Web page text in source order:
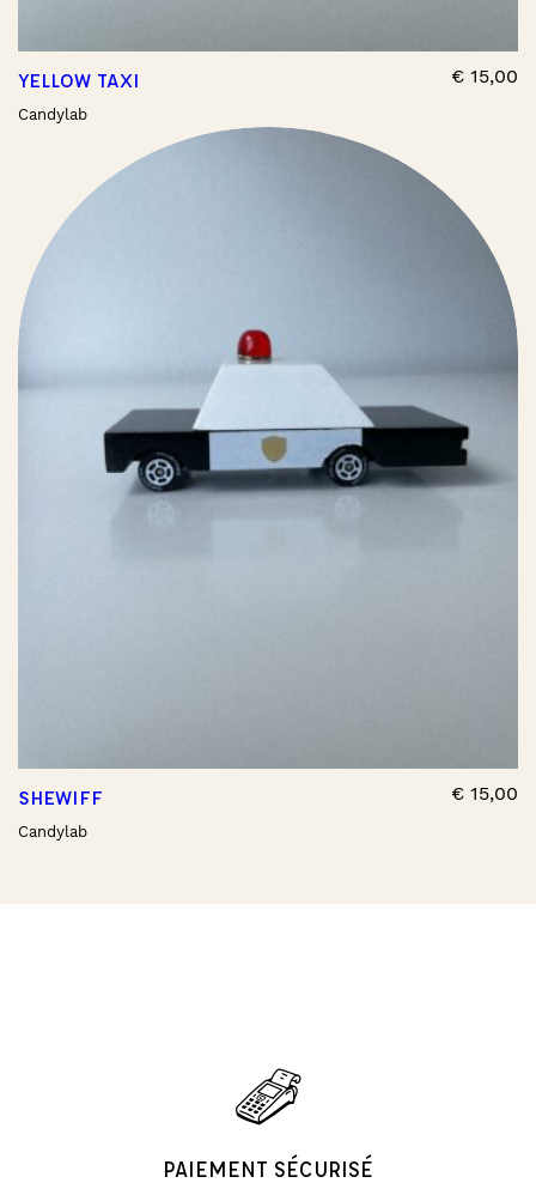
YELLOW TAXI
Candylab
€ 15,00
SHEWIFF
Candylab
€ 15,00
PAIEMENT SÉCURISÉ